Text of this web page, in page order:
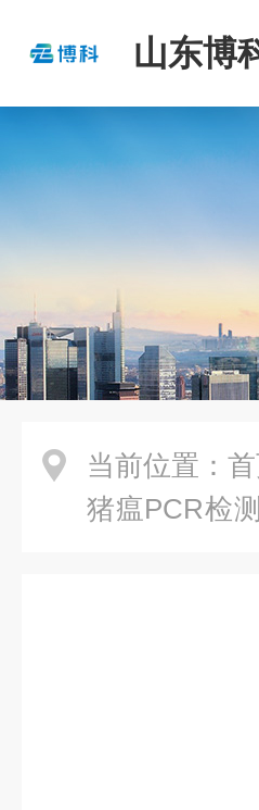
山东博
当前位置：
猪瘟PCR检